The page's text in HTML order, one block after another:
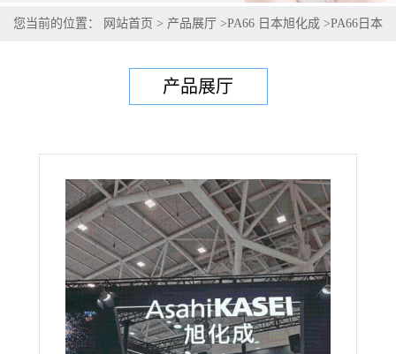
您当前的位置： 网站首页 > 产品展厅 >PA66 日本旭化成 >PA66日本
产品展厅